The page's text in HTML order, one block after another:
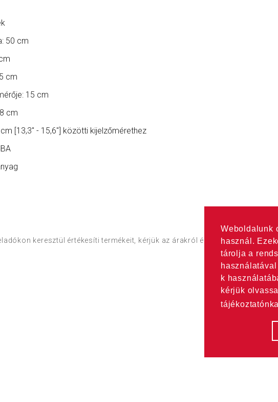
Weboldalunk
használ.
tárolja a
k
kérjük
50 cm
cm
15 cm
cm
[13,3" - 15,6"] közötti kijelzőmérethez
keresztül értékesíti termékeit, kérjük az árakról érdekődjön a